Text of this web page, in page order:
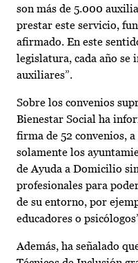
son más de 5.000
prestar este servicio,
afirmado. En este
legislatura, cada año se
auxiliares”.
Sobre los convenios
Bienestar Social ha
firma de 52 convenios,
solamente los
de Ayuda a Domicilio
profesionales para
de su entorno, por
educadores o
Además, ha señalado